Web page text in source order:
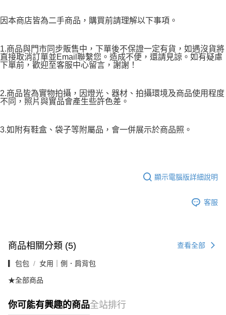
因本商店皆為二手商品，購買前請理解以下事項。
1.商品與門市同步販售中，下單後不保證一定有貨，如遇沒貨將
直接取消訂單並Email聯繫您。造成不便，還請見諒。如有疑慮
下單前，歡迎至客服中心留言，謝謝！
2.商品皆為實物拍攝，因燈光、器材、拍攝環境及商品使用程度
不同，照片與實品會產生些許色差。
3.如附有鞋盒、袋子等附屬品，會一併展示於商品照。
顯示電腦版詳細說明
客服
商品相關分類 (5) 查看全部
▎包包 女用｜側．肩背包
★全部商品
你可能有興趣的商品全站排行